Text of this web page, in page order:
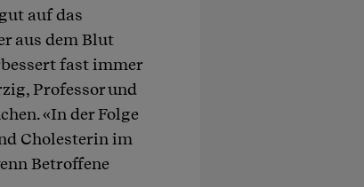
auf das
aus dem Blut
fast immer
Professor und
«In der Folge
Cholesterin im
Betroffene